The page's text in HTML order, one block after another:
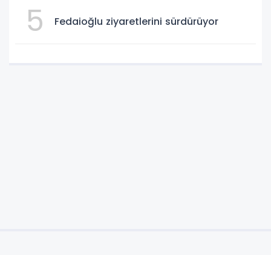
5 Fedaioğlu ziyaretlerini sürdürüyor